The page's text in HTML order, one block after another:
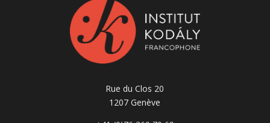
Rue du Clos 20
1207 Genève